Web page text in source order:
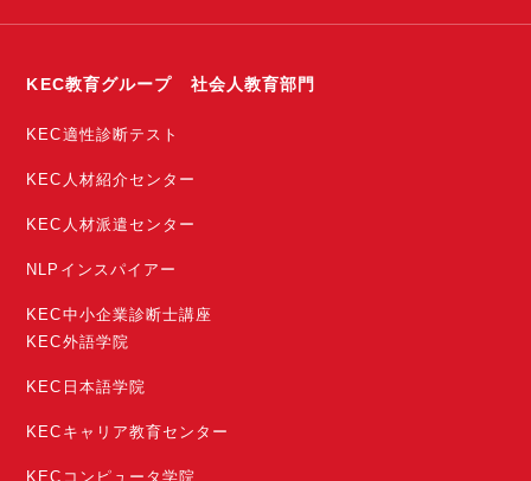
KEC教育グループ 社会人教育部門
KEC適性診断テスト
KEC人材紹介センター
KEC人材派遣センター
NLPインスパイアー
KEC中小企業診断士講座
KEC外語学院
KEC日本語学院
KECキャリア教育センター
KECコンピュータ学院